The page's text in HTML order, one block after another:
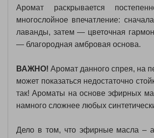
Аромат раскрывается
многослойное впечатление:
лаванды, затем — цветочная
— благородная амбровая основа.
ВАЖНО! Аромат данного спрея, на
может показаться недостаточно
так! Ароматы на основе эфирных
намного сложнее любых
Дело в том, что эфирные масла –